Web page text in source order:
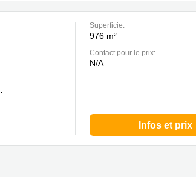
Superficie:
976 m²
Contact pour le prix:
N/A
Infos et prix